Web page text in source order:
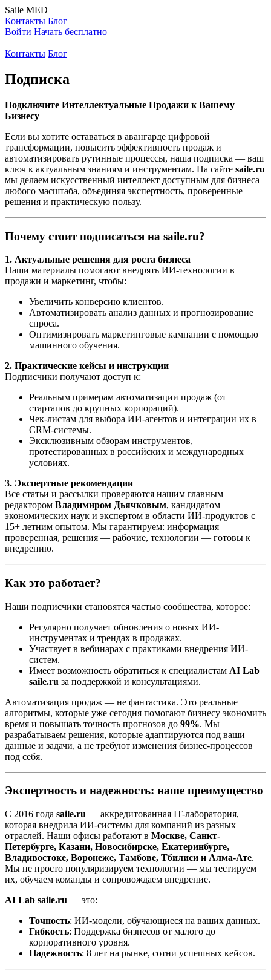
Saile MED
Контакты Блог
Войти Начать бесплатно
Контакты Блог
Подписка
Подключите Интеллектуальные Продажи к Вашему
Бизнесу
Если вы хотите оставаться в авангарде цифровой
трансформации, повысить эффективность продаж и
автоматизировать рутинные процессы, наша подписка — ваш
ключ к актуальным знаниям и инструментам. На сайте saile.ru
мы делаем искусственный интеллект доступным для бизнеса
любого масштаба, объединяя экспертность, проверенные
решения и практическую пользу.
Почему стоит подписаться на saile.ru?
1. Актуальные решения для роста бизнеса
Наши материалы помогают внедрять ИИ-технологии в
продажи и маркетинг, чтобы:
Увеличить конверсию клиентов.
Автоматизировать анализ данных и прогнозирование
спроса.
Оптимизировать маркетинговые кампании с помощью
машинного обучения.
2. Практические кейсы и инструкции
Подписчики получают доступ к:
Реальным примерам автоматизации продаж (от
стартапов до крупных корпораций).
Чек-листам для выбора ИИ-агентов и интеграции их в
CRM-системы.
Эксклюзивным обзорам инструментов,
протестированных в российских и международных
условиях.
3. Экспертные рекомендации
Все статьи и рассылки проверяются нашим главным
редактором Владимиром Дьячковым, кандидатом
экономических наук и экспертом в области ИИ-продуктов с
15+ летним опытом. Мы гарантируем: информация —
проверенная, решения — рабочие, технологии — готовы к
внедрению.
Как это работает?
Наши подписчики становятся частью сообщества, которое:
Регулярно получает обновления о новых ИИ-
инструментах и трендах в продажах.
Участвует в вебинарах с практиками внедрения ИИ-
систем.
Имеет возможность обратиться к специалистам AI Lab
saile.ru за поддержкой и консультациями.
Автоматизация продаж — не фантастика. Это реальные
алгоритмы, которые уже сегодня помогают бизнесу экономить
время и повышать точность прогнозов до 99%. Мы
разрабатываем решения, которые адаптируются под ваши
данные и задачи, а не требуют изменения бизнес-процессов
под себя.
Экспертность и надежность: наше преимущество
С 2016 года saile.ru — аккредитованная IT-лаборатория,
которая внедрила ИИ-системы для компаний из разных
отраслей. Наши офисы работают в Москве, Санкт-
Петербурге, Казани, Новосибирске, Екатеринбурге,
Владивостоке, Воронеже, Тамбове, Тбилиси и Алма-Ате.
Мы не просто популяризируем технологии — мы тестируем
их, обучаем команды и сопровождаем внедрение.
AI Lab saile.ru — это:
Точность: ИИ-модели, обучающиеся на ваших данных.
Гибкость: Поддержка бизнесов от малого до
корпоративного уровня.
Надежность: 8 лет на рынке, сотни успешных кейсов.